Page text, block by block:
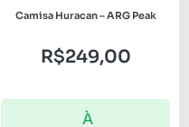
Camisa Huracan – ARG Peak
R$249,00
À